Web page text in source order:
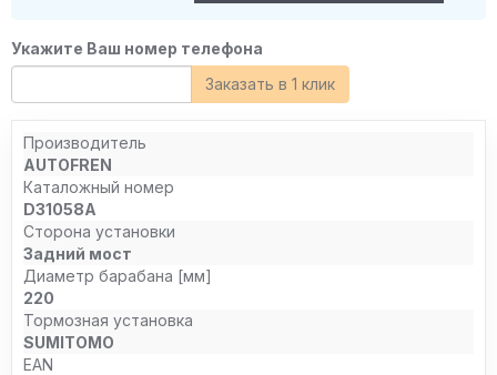
Укажите Ваш номер телефона
Заказать в 1 клик
Производитель
AUTOFREN
Каталожный номер
D31058A
Сторона установки
Задний мост
Диаметр барабана [мм]
220
Тормозная установка
SUMITOMO
EAN